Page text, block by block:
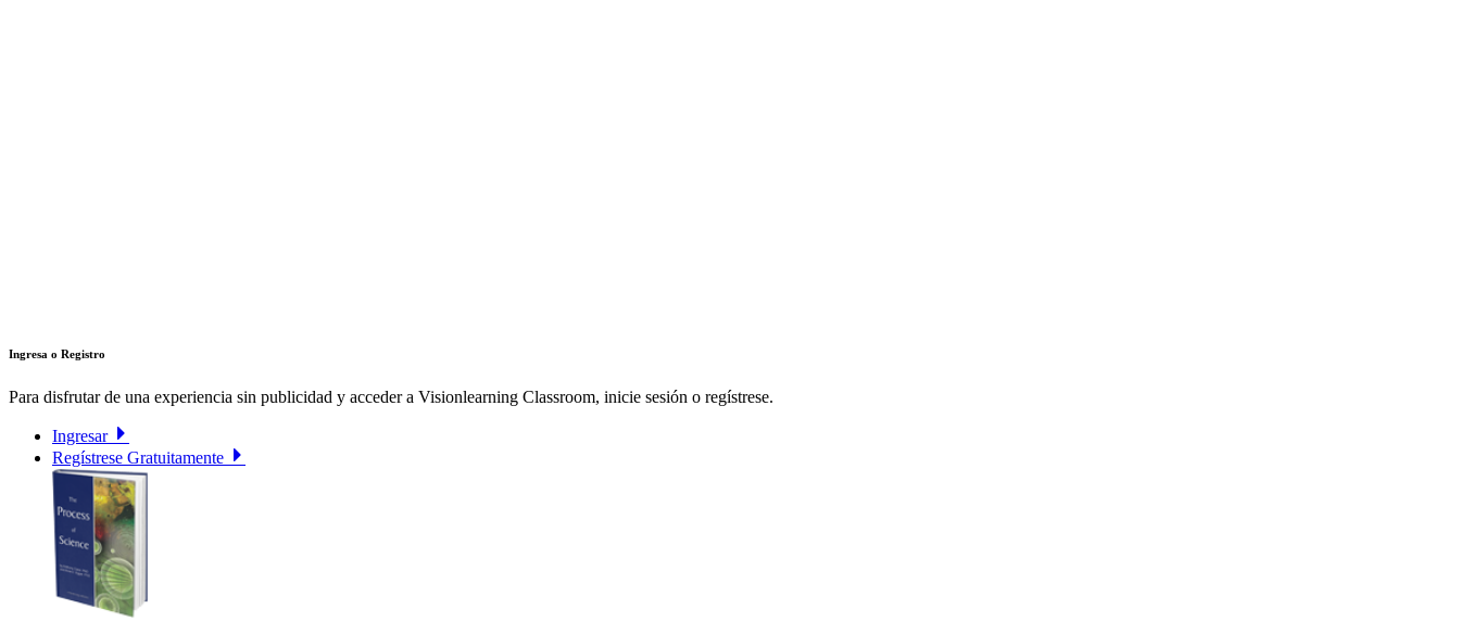
Ingresa o Registro
Para disfrutar de una experiencia sin publicidad y acceder a Visionlearning Classroom, inicie sesión o regístrese.
Ingresar
Regístrese Gratuitamente